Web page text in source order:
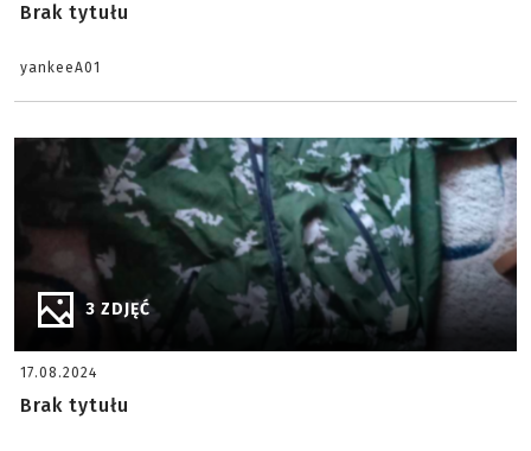
Brak tytułu
yankeeA01
3 ZDJĘĆ
17.08.2024
Brak tytułu